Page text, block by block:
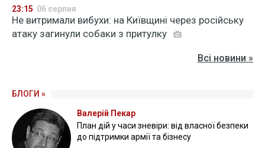
23:15 06 серпня
Не витримали вибухи: на Київщині через російську
атаку загинули собаки з притулку
Всі новини »
БЛОГИ »
Валерій Пекар
План дій у часи зневіри: від власної безпеки
до підтримки армії та бізнесу